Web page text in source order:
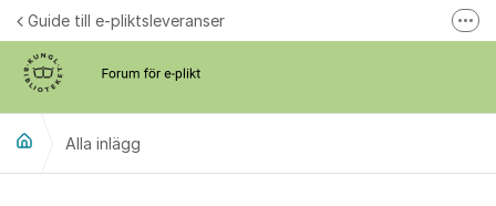
Hoppa till innehåll
Guide till e-pliktsleveranser
Alla inlägg